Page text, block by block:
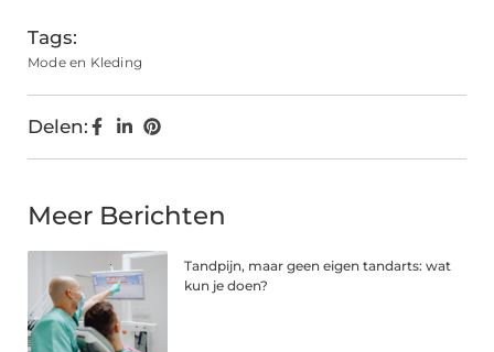
Tags:
Mode en Kleding
Delen:
Meer Berichten
Tandpijn, maar geen eigen tandarts: wat
kun je doen?